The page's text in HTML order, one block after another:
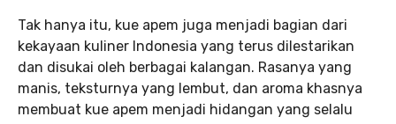
Tak hanya itu, kue apem juga menjadi bagian dari
kekayaan kuliner Indonesia yang terus dilestarikan
dan disukai oleh berbagai kalangan. Rasanya yang
manis, teksturnya yang lembut, dan aroma khasnya
membuat kue apem menjadi hidangan yang selalu